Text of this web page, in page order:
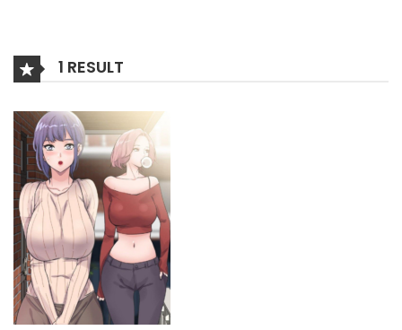
1 RESULT